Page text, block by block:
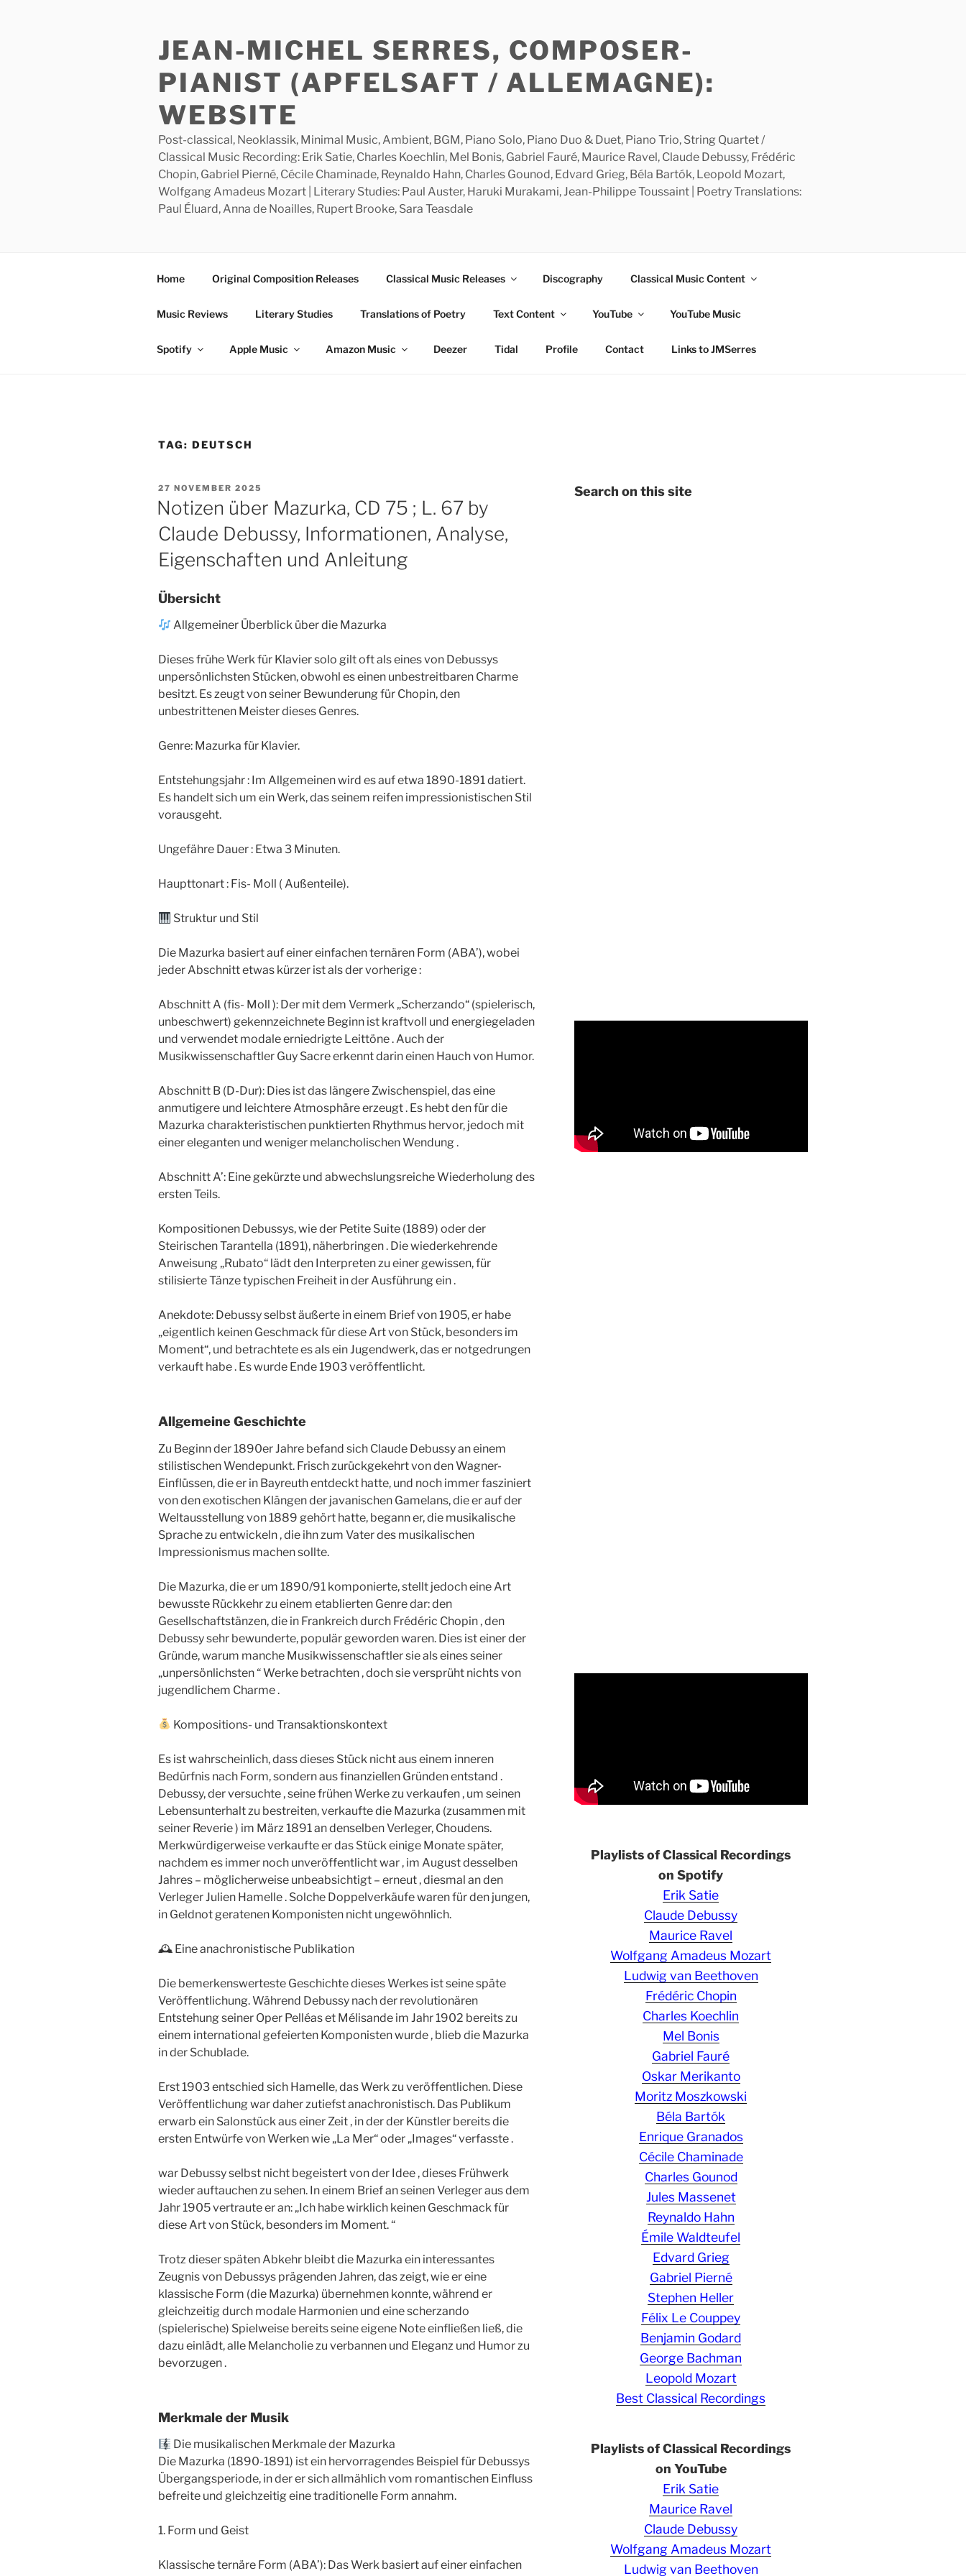
JEAN-MICHEL SERRES, COMPOSER-
PIANIST (APFELSAFT / ALLEMAGNE):
WEBSITE
Post-classical, Neoklassik, Minimal Music, Ambient, BGM, Piano Solo, Piano Duo & Duet, Piano Trio, String Quartet /
Classical Music Recording: Erik Satie, Charles Koechlin, Mel Bonis, Gabriel Fauré, Maurice Ravel, Claude Debussy, Frédéric
Chopin, Gabriel Pierné, Cécile Chaminade, Reynaldo Hahn, Charles Gounod, Edvard Grieg, Béla Bartók, Leopold Mozart,
Wolfgang Amadeus Mozart | Literary Studies: Paul Auster, Haruki Murakami, Jean-Philippe Toussaint | Poetry Translations:
Paul Éluard, Anna de Noailles, Rupert Brooke, Sara Teasdale
Home Original Composition Releases Classical Music Releases Discography Classical Music Content
Music Reviews Literary Studies Translations of Poetry Text Content YouTube YouTube Music
Spotify Apple Music Amazon Music Deezer Tidal Profile Contact Links to JMSerres
TAG: DEUTSCH
POSTED
ON
27 NOVEMBER 2025
Notizen über Mazurka, CD 75 ; L. 67 by
Claude Debussy, Informationen, Analyse,
Eigenschaften und Anleitung
Übersicht
Allgemeiner Überblick über die Mazurka
Dieses frühe Werk für Klavier solo gilt oft als eines von Debussys
unpersönlichsten Stücken, obwohl es einen unbestreitbaren Charme
besitzt. Es zeugt von seiner Bewunderung für Chopin, den
unbestrittenen Meister dieses Genres.
Genre: Mazurka für Klavier.
Entstehungsjahr : Im Allgemeinen wird es auf etwa 1890-1891 datiert.
Es handelt sich um ein Werk, das seinem reifen impressionistischen Stil
vorausgeht.
Ungefähre Dauer : Etwa 3 Minuten.
Haupttonart : Fis- Moll ( Außenteile).
Struktur und Stil
Die Mazurka basiert auf einer einfachen ternären Form (ABA’), wobei
jeder Abschnitt etwas kürzer ist als der vorherige :
Abschnitt A (fis- Moll ): Der mit dem Vermerk „Scherzando“ (spielerisch,
unbeschwert) gekennzeichnete Beginn ist kraftvoll und energiegeladen
und verwendet modale erniedrigte Leittöne . Auch der
Musikwissenschaftler Guy Sacre erkennt darin einen Hauch von Humor.
Abschnitt B (D-Dur): Dies ist das längere Zwischenspiel, das eine
anmutigere und leichtere Atmosphäre erzeugt . Es hebt den für die
Mazurka charakteristischen punktierten Rhythmus hervor, jedoch mit
einer eleganten und weniger melancholischen Wendung .
Abschnitt A’: Eine gekürzte und abwechslungsreiche Wiederholung des
ersten Teils.
Kompositionen Debussys, wie der Petite Suite (1889) oder der
Steirischen Tarantella (1891), näherbringen . Die wiederkehrende
Anweisung „Rubato“ lädt den Interpreten zu einer gewissen, für
stilisierte Tänze typischen Freiheit in der Ausführung ein .
Anekdote: Debussy selbst äußerte in einem Brief von 1905, er habe
„eigentlich keinen Geschmack für diese Art von Stück, besonders im
Moment“, und betrachtete es als ein Jugendwerk, das er notgedrungen
verkauft habe . Es wurde Ende 1903 veröffentlicht.
Allgemeine Geschichte
Zu Beginn der 1890er Jahre befand sich Claude Debussy an einem
stilistischen Wendepunkt. Frisch zurückgekehrt von den Wagner-
Einflüssen, die er in Bayreuth entdeckt hatte, und noch immer fasziniert
von den exotischen Klängen der javanischen Gamelans, die er auf der
Weltausstellung von 1889 gehört hatte, begann er, die musikalische
Sprache zu entwickeln , die ihn zum Vater des musikalischen
Impressionismus machen sollte.
Die Mazurka, die er um 1890/91 komponierte, stellt jedoch eine Art
bewusste Rückkehr zu einem etablierten Genre dar: den
Gesellschaftstänzen, die in Frankreich durch Frédéric Chopin , den
Debussy sehr bewunderte, populär geworden waren. Dies ist einer der
Gründe, warum manche Musikwissenschaftler sie als eines seiner
„unpersönlichsten “ Werke betrachten , doch sie versprüht nichts von
jugendlichem Charme .
Kompositions- und Transaktionskontext
Es ist wahrscheinlich, dass dieses Stück nicht aus einem inneren
Bedürfnis nach Form, sondern aus finanziellen Gründen entstand .
Debussy, der versuchte , seine frühen Werke zu verkaufen , um seinen
Lebensunterhalt zu bestreiten, verkaufte die Mazurka (zusammen mit
seiner Reverie ) im März 1891 an denselben Verleger, Choudens.
Merkwürdigerweise verkaufte er das Stück einige Monate später,
nachdem es immer noch unveröffentlicht war , im August desselben
Jahres – möglicherweise unbeabsichtigt – erneut , diesmal an den
Verleger Julien Hamelle . Solche Doppelverkäufe waren für den jungen,
in Geldnot geratenen Komponisten nicht ungewöhnlich.
🕰 Eine anachronistische Publikation
Die bemerkenswerteste Geschichte dieses Werkes ist seine späte
Veröffentlichung. Während Debussy nach der revolutionären
Entstehung seiner Oper Pelléas et Mélisande im Jahr 1902 bereits zu
einem international gefeierten Komponisten wurde , blieb die Mazurka
in der Schublade.
Erst 1903 entschied sich Hamelle, das Werk zu veröffentlichen. Diese
Veröffentlichung war daher zutiefst anachronistisch. Das Publikum
erwarb ein Salonstück aus einer Zeit , in der der Künstler bereits die
ersten Entwürfe von Werken wie „La Mer“ oder „Images“ verfasste .
war Debussy selbst nicht begeistert von der Idee , dieses Frühwerk
wieder auftauchen zu sehen. In einem Brief an seinen Verleger aus dem
Jahr 1905 vertraute er an: „Ich habe wirklich keinen Geschmack für
diese Art von Stück, besonders im Moment. “
Trotz dieser späten Abkehr bleibt die Mazurka ein interessantes
Zeugnis von Debussys prägenden Jahren, das zeigt, wie er eine
klassische Form (die Mazurka) übernehmen konnte, während er
gleichzeitig durch modale Harmonien und eine scherzando
(spielerische) Spielweise bereits seine eigene Note einfließen ließ, die
dazu einlädt, alle Melancholie zu verbannen und Eleganz und Humor zu
bevorzugen .
Merkmale der Musik
Die musikalischen Merkmale der Mazurka
Die Mazurka (1890-1891) ist ein hervorragendes Beispiel für Debussys
Übergangsperiode, in der er sich allmählich vom romantischen Einfluss
befreite und gleichzeitig eine traditionelle Form annahm.
1. Form und Geist
Klassische ternäre Form (ABA’): Das Werk basiert auf einer einfachen
Search on this site
Playlists of Classical Recordings
on Spotify
Erik Satie
Claude Debussy
Maurice Ravel
Wolfgang Amadeus Mozart
Ludwig van Beethoven
Frédéric Chopin
Charles Koechlin
Mel Bonis
Gabriel Fauré
Oskar Merikanto
Moritz Moszkowski
Béla Bartók
Enrique Granados
Cécile Chaminade
Charles Gounod
Jules Massenet
Reynaldo Hahn
Émile Waldteufel
Edvard Grieg
Gabriel Pierné
Stephen Heller
Félix Le Couppey
Benjamin Godard
George Bachman
Leopold Mozart
Best Classical Recordings
Playlists of Classical Recordings
on YouTube
Erik Satie
Maurice Ravel
Claude Debussy
Wolfgang Amadeus Mozart
Ludwig van Beethoven